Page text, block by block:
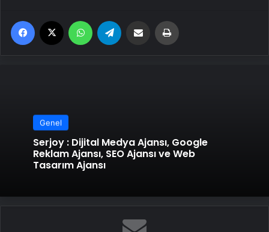
Facebook WhatsApp Email'den paylaş
Genel
Serjoy : Dijital Medya Ajansı, Google
Reklam Ajansı, SEO Ajansı ve Web
Tasarım Ajansı